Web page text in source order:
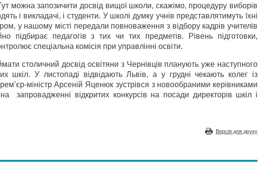
можна запозичити досвід вищої школи, скажімо, процедуру виборів
і викладачі, і студенти. У школі думку учнів представлятимуть їхні
у нашому місті передали повноваження з відбору кадрів учителів
підбирає педагогів з тих чи тих предметів. Рівень підготовки,
спеціальна комісія при управлінні освіти.
столичний досвід освітяни з Чернівців планують уже наступного
шкіл. У листопаді відвідають Львів, а у грудні чекають колег із
міністр Арсеній Яценюк зустрівся з новообраними керівниками
запровадженні відкритих конкурсів на посади директорів шкіл і
Версія для друку